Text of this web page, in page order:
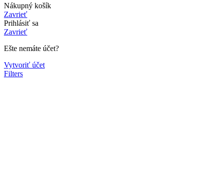
Nákupný košík
Zavrieť
Prihlásiť sa
Zavrieť
Ešte nemáte účet?
Vytvoriť účet
Filters